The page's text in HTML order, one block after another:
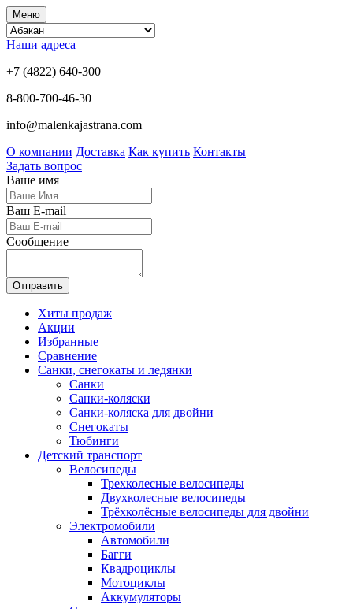
Меню
Наши адреса
+7 (4822) 640-300
8-800-700-46-30
info@malenkajastrana.com
О компании Доставка Как купить Контакты
Задать вопрос
Ваше имя
Ваш E-mail
Сообщение
Отправить
Хиты продаж
Акции
Избранные
Сравнение
Санки, снегокаты и ледянки
Санки
Санки-коляски
Санки-коляска для двойни
Снегокаты
Тюбинги
Детский транспорт
Велосипеды
Трехколесные велосипеды
Двухколесные велосипеды
Трёхколёсные велосипеды для двойни
Электромобили
Автомобили
Багги
Квадроциклы
Мотоциклы
Аккумуляторы